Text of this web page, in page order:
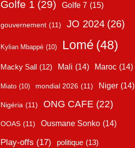
Golfe 1 (29) Golfe 7 (15)
gouvernement (11) JO 2024 (26)
Kylian Mbappé (10) Lomé (48)
Macky Sall (12) Mali (14) Maroc (14)
Miato (10) mondial 2026 (11) Niger (14)
Nigéria (11) ONG CAFE (22)
OOAS (11) Ousmane Sonko (14)
Play-offs (17) politique (13)